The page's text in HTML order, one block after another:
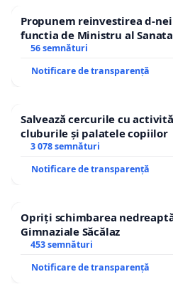
Propunem reinvestirea d-
functia de Ministru al
56 semnături
Notificare de transparență
Salvează cercurile cu
cluburile și palatele copiilor
3 078 semnături
Notificare de transparență
Opriți schimbarea
Gimnaziale Săcălaz
453 semnături
Notificare de transparență